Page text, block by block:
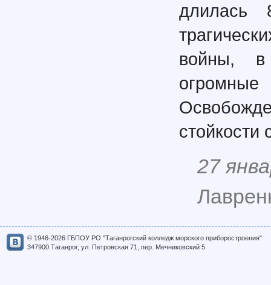
войны, в
огромные
стойкости
27
© 1946-2026 ГБПОУ РО "Таганрогский колледж морского приборостроения"
347900 Таганрог, ул. Петровская 71, пер. Мечниковский 5